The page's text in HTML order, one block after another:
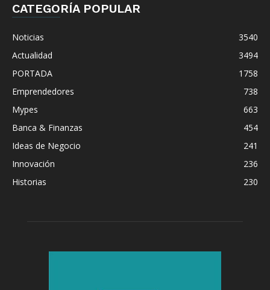
CATEGORÍA POPULAR
Noticias
3540
Actualidad
3494
PORTADA
1758
Emprendedores
738
Mypes
663
Banca & Finanzas
454
Ideas de Negocio
241
Innovación
236
Historias
230